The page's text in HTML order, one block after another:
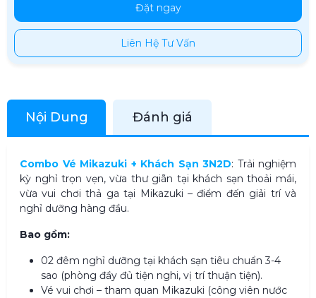
Đặt ngay
Liên Hệ Tư Vấn
Nội Dung Đánh giá
Combo Vé Mikazuki + Khách Sạn 3N2D: Trải nghiệm
kỳ nghỉ trọn vẹn, vừa thư giãn tại khách sạn thoải mái,
vừa vui chơi thả ga tại Mikazuki – điểm đến giải trí và
nghỉ dưỡng hàng đầu.
Bao gồm:
02 đêm nghỉ dưỡng tại khách sạn tiêu chuẩn 3-4
sao (phòng đầy đủ tiện nghi, vị trí thuận tiện).
Vé vui chơi – tham quan Mikazuki (công viên nước